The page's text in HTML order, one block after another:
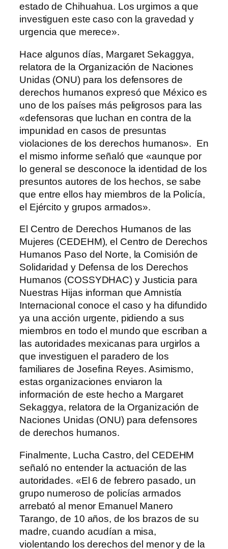
estado de Chihuahua. Los urgimos a que
investiguen este caso con la gravedad y
urgencia que merece».
Hace algunos días, Margaret Sekaggya,
relatora de la Organización de Naciones
Unidas (ONU) para los defensores de
derechos humanos expresó que México es
uno de los países más peligrosos para las
«defensoras que luchan en contra de la
impunidad en casos de presuntas
violaciones de los derechos humanos». En
el mismo informe señaló que «aunque por
lo general se desconoce la identidad de los
presuntos autores de los hechos, se sabe
que entre ellos hay miembros de la Policía,
el Ejército y grupos armados».
El Centro de Derechos Humanos de las
Mujeres (CEDEHM), el Centro de Derechos
Humanos Paso del Norte, la Comisión de
Solidaridad y Defensa de los Derechos
Humanos (COSSYDHAC) y Justicia para
Nuestras Hijas informan que Amnistía
Internacional conoce el caso y ha difundido
ya una acción urgente, pidiendo a sus
miembros en todo el mundo que escriban a
las autoridades mexicanas para urgirlos a
que investiguen el paradero de los
familiares de Josefina Reyes. Asimismo,
estas organizaciones enviaron la
información de este hecho a Margaret
Sekaggya, relatora de la Organización de
Naciones Unidas (ONU) para defensores
de derechos humanos.
Finalmente, Lucha Castro, del CEDEHM
señaló no entender la actuación de las
autoridades. «El 6 de febrero pasado, un
grupo numeroso de policías armados
arrebató al menor Emanuel Manero
Tarango, de 10 años, de los brazos de su
madre, cuando acudían a misa,
violentando los derechos del menor y de la